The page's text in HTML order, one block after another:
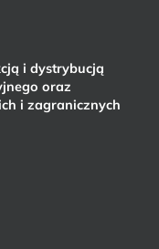
i dystrybucją
oraz
i zagranicznych